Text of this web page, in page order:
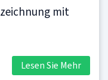
mit
Lesen Sie Mehr